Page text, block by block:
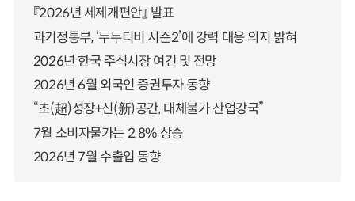
『2026년 세제개편안』 발표
과기정통부, ‘누누티비 시즌2’에 강력 대응 의지 밝혀
2026년 한국 주식시장 여건 및 전망
2026년 6월 외국인 증권투자 동향
“초(超)성장+신(新)공간, 대체불가 산업강국”
7월 소비자물가는 2.8% 상승
2026년 7월 수출입 동향